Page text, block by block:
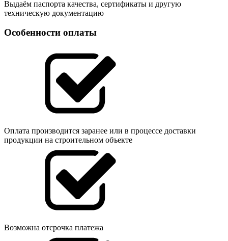
Выдаём паспорта качества, сертификаты и другую
техническую документацию
Особенности оплаты
Оплата производится заранее или в процессе доставки
продукции на строительном объекте
Возможна отсрочка платежа